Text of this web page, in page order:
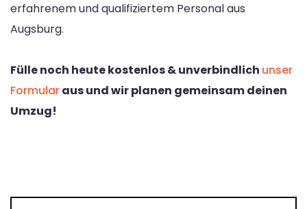
erfahrenem und qualifiziertem Personal aus
Augsburg.
Fülle noch heute kostenlos & unverbindlich unser
Formularaus und wir planen gemeinsam deinen
Umzug!